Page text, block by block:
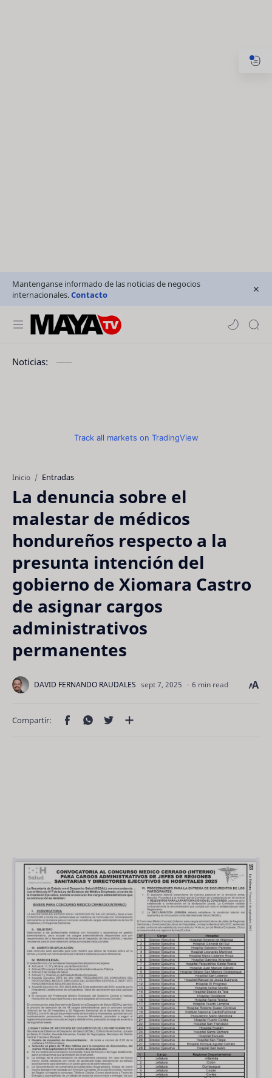
Mantenganse informado de las noticias de negocios
internacionales.Contacto
Noticias:
Track all markets on TradingView
Inicio Entradas
La denuncia sobre el
malestar de médicos
hondureños respecto a la
presunta intención del
gobierno de Xiomara Castro
de asignar cargos
administrativos
permanentes
6 min read